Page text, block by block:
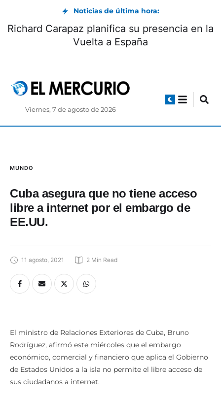
Noticias de última hora:
Richard Carapaz planifica su presencia en la
Vuelta a España
Viernes, 7 de agosto de 2026
MUNDO
Cuba asegura que no tiene acceso
libre a internet por el embargo de
EE.UU.
11 agosto, 2021 2 Min Read
El ministro de Relaciones Exteriores de Cuba, Bruno
Rodríguez, afirmó este miércoles que el embargo
económico, comercial y financiero que aplica el Gobierno
de Estados Unidos a la isla no permite el libre acceso de
sus ciudadanos a internet.